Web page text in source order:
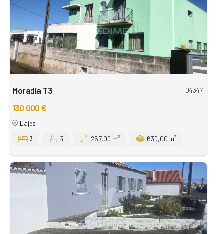
Moradia T3 043471
130 000 €
Lajes
3
3 257,00 m² 630,00 m²